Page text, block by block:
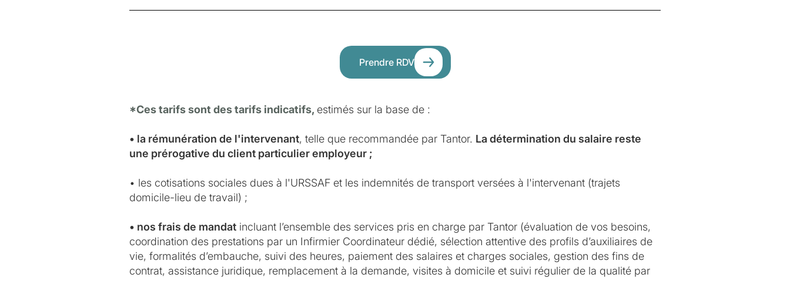
Prendre RDV
*Ces tarifs sont des tarifs indicatifs, estimés sur la base de :
• la rémunération de l'intervenant, telle que recommandée par Tantor. La détermination du salaire reste
une prérogative du client particulier employeur ;
• les cotisations sociales dues à l'URSSAF et les indemnités de transport versées à l'intervenant (trajets
domicile-lieu de travail) ;
• nos frais de mandat incluant l’ensemble des services pris en charge par Tantor (évaluation de vos besoins,
coordination des prestations par un Infirmier Coordinateur dédié, sélection attentive des profils d’auxiliaires de
vie, formalités d’embauche, suivi des heures, paiement des salaires et charges sociales, gestion des fins de
contrat, assistance juridique, remplacement à la demande, visites à domicile et suivi régulier de la qualité par